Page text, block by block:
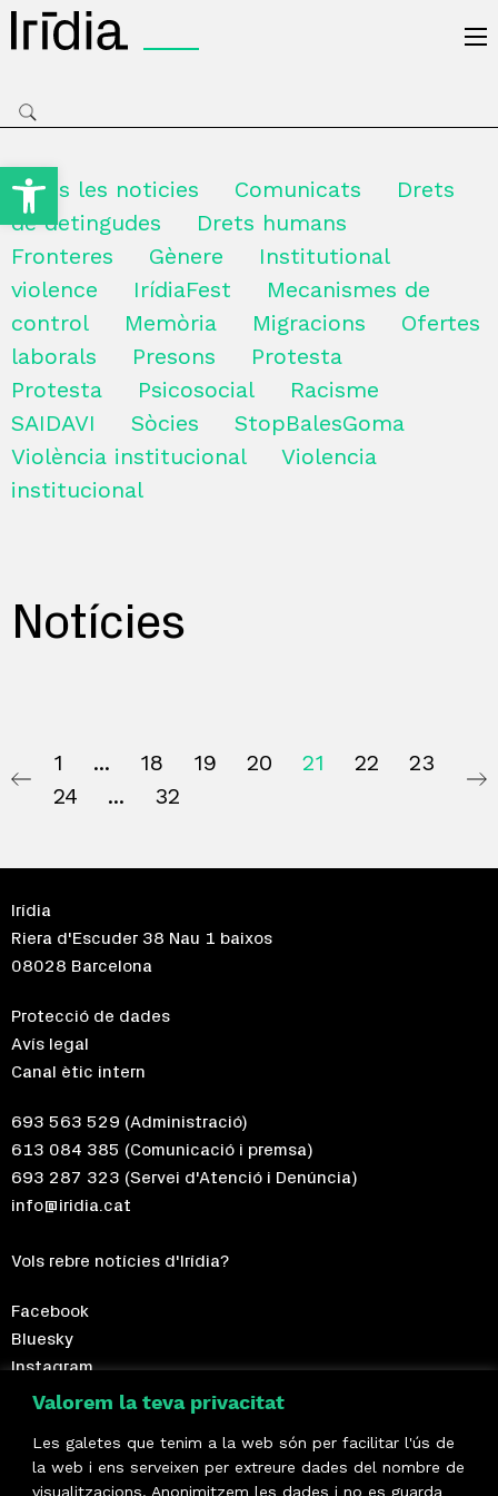
Obre la barra d'eines
Valorem la teva privacitat
Les galetes que tenim a la web són per facilitar l'ús de
la web i ens serveixen per extreure dades del nombre de
visualitzacions. Anonimitzem les dades i no es guarda
Totes les noticies Comunicats
Drets
de detingudes
Drets humans
Fronteres
Gènere
Institutional
violence
IrídiaFest
Mecanismes de
control
Memòria Migracions
Ofertes
laborals
Presons
Protesta
Protesta
Psicosocial
Racisme
SAIDAVI
Sòcies
StopBalesGoma
Violència institucional
Violencia
institucional
Notícies
1 18 19 20 21 22
23
24
32
Irídia
Riera d'Escuder 38 Nau 1 baixos
08028 Barcelona
Protecció de dades
Avís legal
Canal ètic intern
693 563 529 (Administració)
613 084 385 (Comunicació i premsa)
693 287 323 (Servei d'Atenció i Denúncia)
info@iridia.cat
Vols rebre notícies d'Irídia?
Facebook
Bluesky
Instagram
Telegram
Fes-te sòcia!